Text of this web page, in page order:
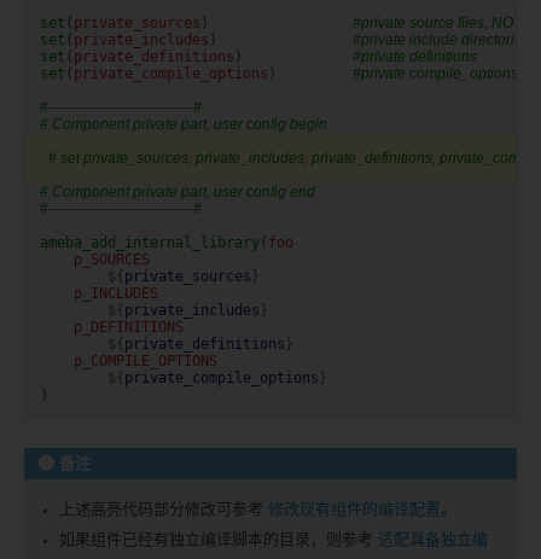
set ( private_sources )
#private source files, NOTE:
set ( private_includes )
#private include directories,
set ( private_definitions )
#private definitions
set ( private_compile_options )
#private compile_options
#------------------------------#
# Component private part, user config begin
# set private_sources, private_includes, private_definitions,
# Component private part, user config end
#------------------------------#
ameba_add_internal_library ( foo
p_SOURCES
${private_sources }
p_INCLUDES
${private_includes }
p_DEFINITIONS
${private_definitions }
p_COMPILE_OPTIONS
${private_compile_options }
)
备注
上述高亮代码部分修改可参考 修改现有组件的编译配置。
如果组件已经有独立编译脚本的目录，则参考 适配具备独立编